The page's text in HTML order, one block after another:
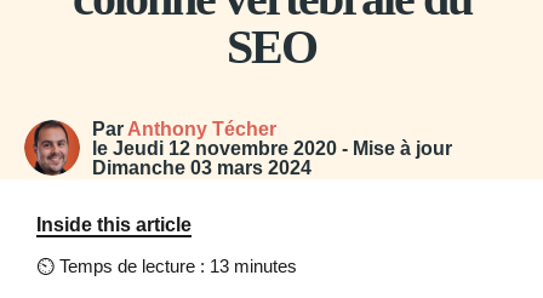
SEO
ParAnthony Técher
le Jeudi 12 novembre 2020 - Mise à jour
Dimanche 03 mars 2024
Inside this article
⏲ Temps de lecture : 13 minutes